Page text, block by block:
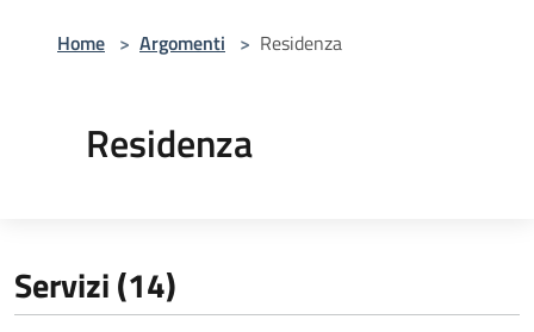
Home > Argomenti > Residenza
Residenza
Servizi (14)